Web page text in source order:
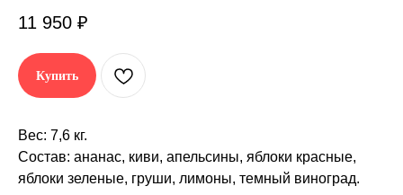
11 950 ₽
Купить
Вес: 7,6 кг.
Состав: ананас, киви, апельсины, яблоки красные,
яблоки зеленые, груши, лимоны, темный виноград.